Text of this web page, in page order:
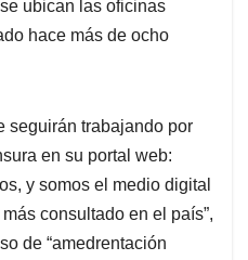
ubican las oficinas
hace más de ocho
seguirán trabajando por
en su portal web:
y somos el medio digital
consultado en el país”,
de “amedrentación